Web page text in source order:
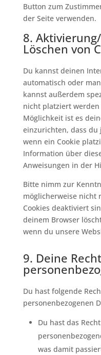
Button zum
der Seite verwenden.
8.
Löschen von
Du kannst deinen
automatisch oder
kannst außerdem
nicht platziert
Möglichkeit ist es
einzurichten, dass
wenn ein Cookie
Information über
Anweisungen in der
Bitte nimm zur
möglicherweise
Cookies deaktiviert
deinem Browser
wenn du unsere
9. Deine
Du hast folgende
personenbezogenen
Du hast das
was damit